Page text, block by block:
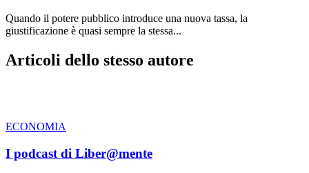
Quando il potere pubblico introduce una nuova tassa, la
giustificazione è quasi sempre la stessa...
Articoli dello stesso autore
ECONOMIA
I podcast di Liber@mente